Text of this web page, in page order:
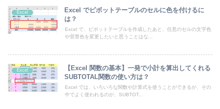
Excel
Excel でピボットテーブルのセルに色を付けるに
は？
Excel で、ピボットテーブルを作成したあと、任意のセルの文字色
や背景色を変更したいと思うことはな...
Excel
【Excel 関数の基本】一発で小計を算出してくれる
SUBTOTAL関数の使い方は？
Excel では、いろいろな関数や計算式を使うことができるが、その
中でよく使われるのが、SUBTOT...